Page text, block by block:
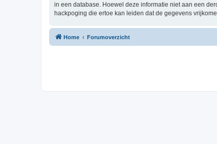
in een database. Hoewel deze informatie niet aan een
hackpoging die ertoe kan leiden dat de gegevens
Home Forumoverzicht